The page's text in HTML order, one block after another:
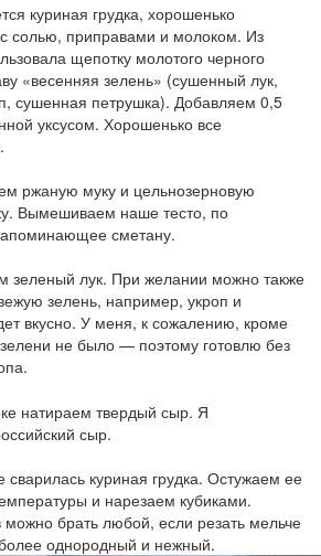
куриная грудка, хорошенько
солью, приправами и молоком. Из
щепотку молотого черного
«весенняя зелень» (сушенный лук,
сушенная петрушка). Добавляем 0,5
уксусом. Хорошенько все
ржаную муку и цельнозерновую
Вымешиваем наше тесто, по
сметану.
зеленый лук. При желании можно также
зелень, например, укроп и
вкусно. У меня, к сожалению, кроме
не было — поэтому готовлю без
натираем твердый сыр. Я
сыр.
сварилась куриная грудка. Остужаем ее
и нарезаем кубиками.
можно брать любой, если резать мельче
однородный и нежный.